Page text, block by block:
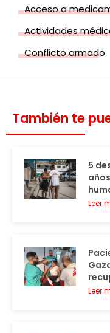
Acceso a
Actividades
Conflicto armado
También te
5
Leer
Leer